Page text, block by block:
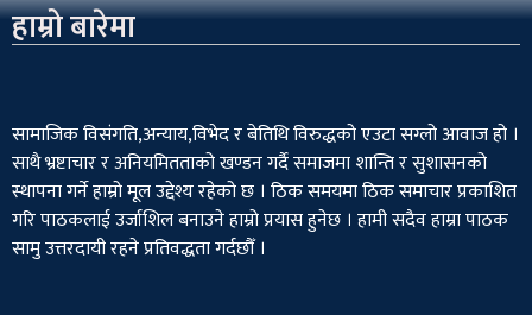
हाम्रो बारेमा
सामाजिक विसंगति,अन्याय,विभेद­ र बेतिथि विरुद्धको एउटा सग्लो आवाज हो ।
साथै भ्रष्टाचार र अनियमितताको खण्डन गर्दै समाजमा शान्ति र सुशासनको
स्थापना गर्ने हाम्रो मूल उद्देश्य रहेको छ । ठिक समयमा ठिक समाचार प्रकाशित
गरि पाठकलाई उर्जाशिल बनाउने हाम्रो प्रयास हुनेछ । हामी सदैव हाम्रा पाठक
सामु उत्तरदायी रहने प्रतिवद्धता गर्दछौँ ।